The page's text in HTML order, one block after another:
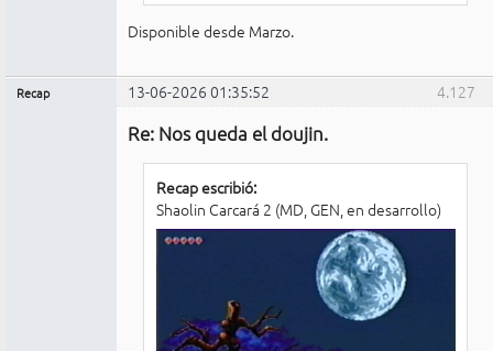
Disponible desde Marzo.
4.127
Recap 13-06-2026 01:35:52
Re: Nos queda el doujin.
Recap escribió:
Shaolin Carcará 2 (MD, GEN, en desarrollo)